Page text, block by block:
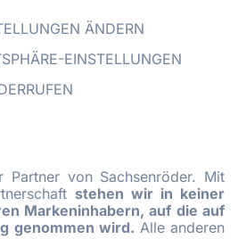
ÄNDERN
EINSTELLUNGEN
Partner von Sachsenröder. Mit
stehen wir in keiner
Markeninhabern, auf die auf
genommen wird. Alle anderen